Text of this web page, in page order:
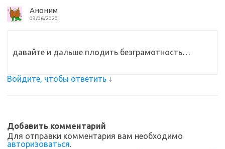
Аноним
09/06/2020
давайте и дальше плодить безграмотность…
Войдите, чтобы ответить ↓
Добавить комментарий
Для отправки комментария вам необходимо
авторизоваться.